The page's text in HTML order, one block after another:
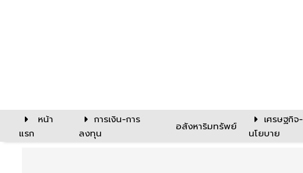
หน้า
แรก
การเงิน-การ
ลงทุน
อสังหาริมทรัพย์
เศรษฐกิจ-
นโยบาย